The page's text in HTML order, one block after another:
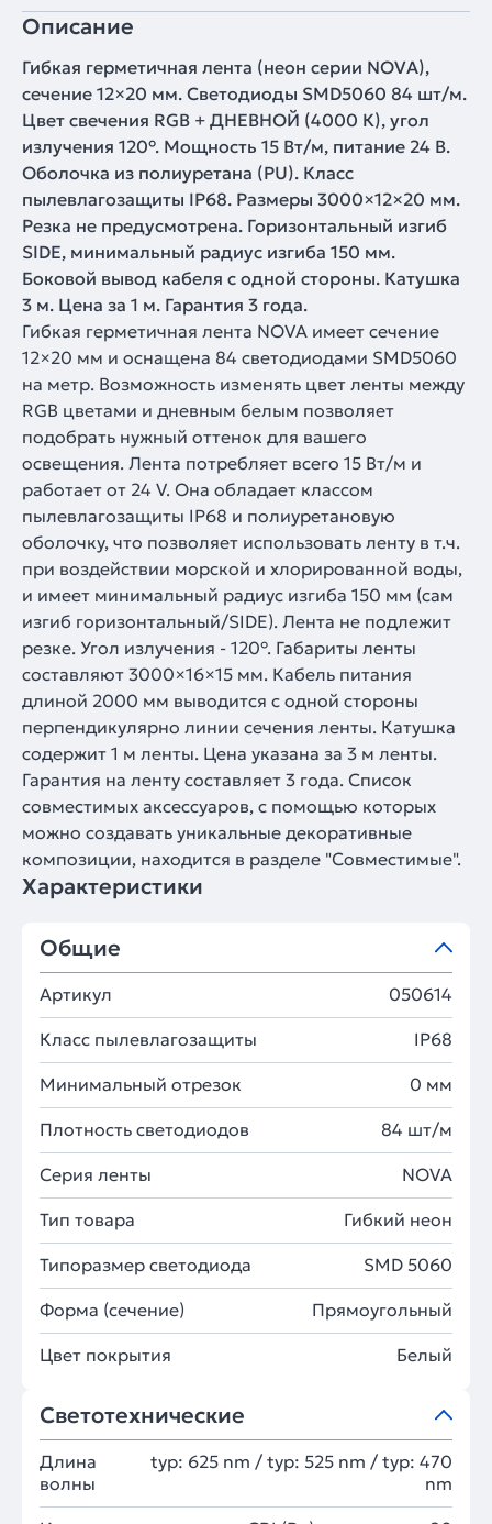
Описание
Гибкая герметичная лента (неон серии NOVA),
сечение 12×20 мм. Светодиоды SMD5060 84 шт/м.
Цвет свечения RGB + ДНЕВНОЙ (4000 К), угол
излучения 120°. Мощность 15 Вт/м, питание 24 В.
Оболочка из полиуретана (PU). Класс
пылевлагозащиты IP68. Размеры 3000×12×20 мм.
Резка не предусмотрена. Горизонтальный изгиб
SIDE, минимальный радиус изгиба 150 мм.
Боковой вывод кабеля с одной стороны. Катушка
3 м. Цена за 1 м. Гарантия 3 года.
Гибкая герметичная лента NOVA имеет сечение
12×20 мм и оснащена 84 светодиодами SMD5060
на метр. Возможность изменять цвет ленты между
RGB цветами и дневным белым позволяет
подобрать нужный оттенок для вашего
освещения. Лента потребляет всего 15 Вт/м и
работает от 24 V. Она обладает классом
пылевлагозащиты IP68 и полиуретановую
оболочку, что позволяет использовать ленту в т.ч.
при воздействии морской и хлорированной воды,
и имеет минимальный радиус изгиба 150 мм (сам
изгиб горизонтальный/SIDE). Лента не подлежит
резке. Угол излучения - 120°. Габариты ленты
составляют 3000×16×15 мм. Кабель питания
длиной 2000 мм выводится с одной стороны
перпендикулярно линии сечения ленты. Катушка
содержит 1 м ленты. Цена указана за 3 м ленты.
Гарантия на ленту составляет 3 года. Список
совместимых аксессуаров, с помощью которых
можно создавать уникальные декоративные
композиции, находится в разделе "Совместимые".
Характеристики
Общие
Артикул 050614
Класс пылевлагозащиты IP68
Минимальный отрезок 0 мм
Плотность светодиодов 84 шт/м
Серия ленты NOVA
Тип товара Гибкий неон
Типоразмер светодиода SMD 5060
Форма (сечение) Прямоугольный
Цвет покрытия Белый
Светотехнические
Длина
волны
typ: 625 nm / typ: 525 nm / typ: 470
nm